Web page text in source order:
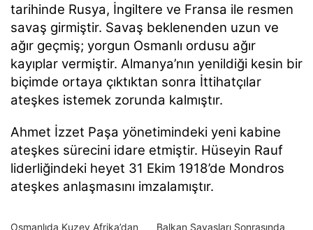
tarihinde Rusya, İngiltere ve Fransa ile resmen
savaş girmiştir. Savaş beklenenden uzun ve
ağır geçmiş; yorgun Osmanlı ordusu ağır
kayıplar vermiştir. Almanya’nın yenildiği kesin bir
biçimde ortaya çıktıktan sonra İttihatçılar
ateşkes istemek zorunda kalmıştır.
Ahmet İzzet Paşa yönetimindeki yeni kabine
ateşkes sürecini idare etmiştir. Hüseyin Rauf
liderliğindeki heyet 31 Ekim 1918’de Mondros
ateşkes anlaşmasını imzalamıştır.
Osmanlıda Kuzey Afrika’dan
Balkan Savaşları Sonrasında